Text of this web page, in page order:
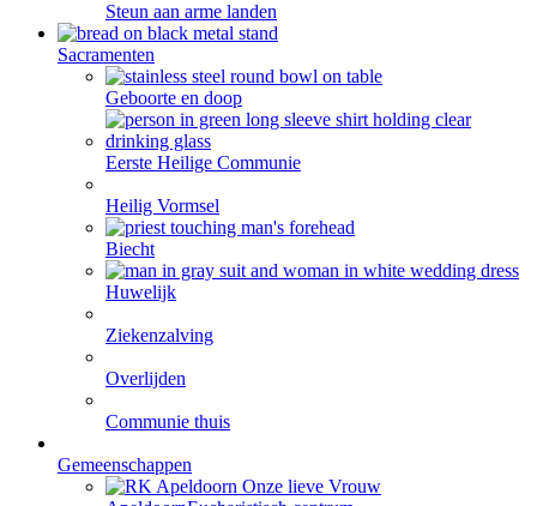
Steun aan arme landen
Sacramenten
Geboorte en doop
Eerste Heilige Communie
Heilig Vormsel
Biecht
Huwelijk
Ziekenzalving
Overlijden
Communie thuis
Gemeenschappen